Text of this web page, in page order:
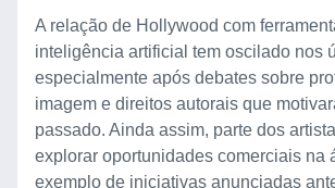
A relação de Hollywood com
inteligência artificial tem oscilado nos
especialmente após debates sobre
imagem e direitos autorais que
passado. Ainda assim, parte dos
explorar oportunidades comerciais na
exemplo de iniciativas anunciadas